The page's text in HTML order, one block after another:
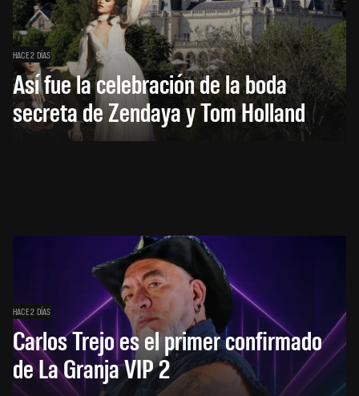
HACE 2 DÍAS
Así fue la celebración de la boda
secreta de Zendaya y Tom Holland
HACE 2 DÍAS
Carlos Trejo es el primer confirmado
de La Granja VIP 2